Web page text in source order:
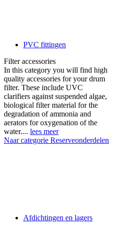
PVC fittingen
Filter accessories
In this category you will find high
quality accessories for your drum
filter. These include UVC
clarifiers against suspended algae,
biological filter material for the
degradation of ammonia and
aerators for oxygenation of the
water.... lees meer
Naar categorie Reserveonderdelen
Afdichtingen en lagers